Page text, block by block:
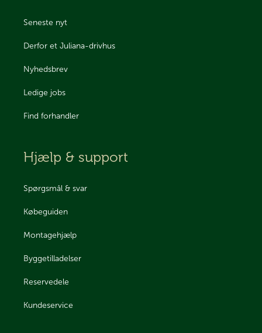
Seneste nyt
Derfor et Juliana-drivhus
Nyhedsbrev
Ledige jobs
Find forhandler
Hjælp & support
Spørgsmål & svar
Købeguiden
Montagehjælp
Byggetilladelser
Reservedele
Kundeservice